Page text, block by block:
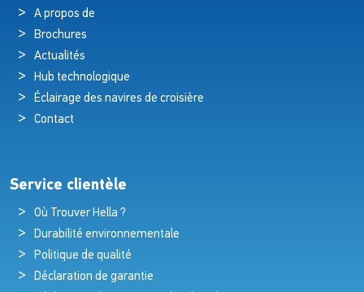
A propos de
Brochures
Actualités
Hub technologique
Éclairage des navires de croisière
Contact
Service clientèle
Où Trouver Hella ?
Durabilité environnementale
Politique de qualité
Déclaration de garantie